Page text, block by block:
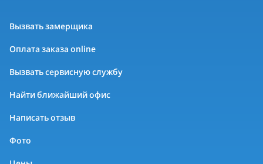
Вызвать замерщика
Оплата заказа online
Вызвать сервисную службу
Найти ближайший офис
Написать отзыв
Фото